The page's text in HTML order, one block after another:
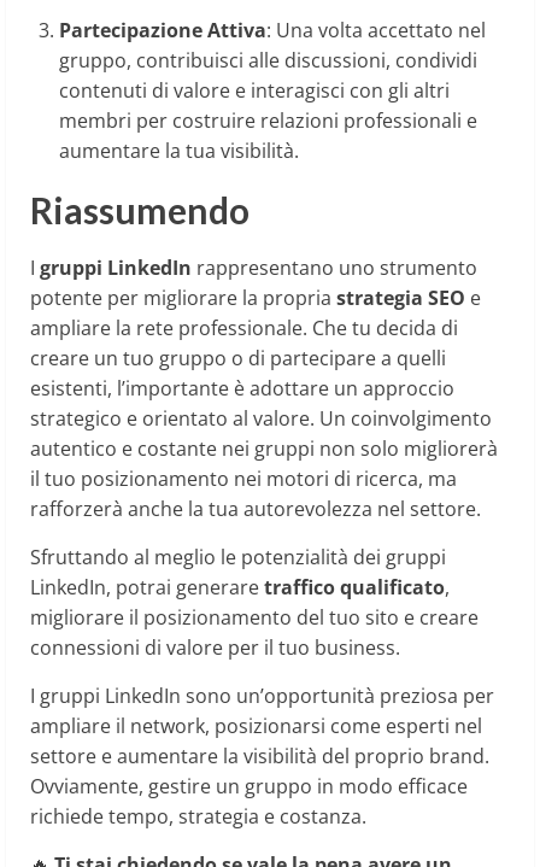
Partecipazione Attiva: Una volta accettato nel
gruppo, contribuisci alle discussioni, condividi
contenuti di valore e interagisci con gli altri
membri per costruire relazioni professionali e
aumentare la tua visibilità.
Riassumendo
I gruppi LinkedIn rappresentano uno strumento
potente per migliorare la propria strategia SEO e
ampliare la rete professionale. Che tu decida di
creare un tuo gruppo o di partecipare a quelli
esistenti, l’importante è adottare un approccio
strategico e orientato al valore. Un coinvolgimento
autentico e costante nei gruppi non solo migliorerà
il tuo posizionamento nei motori di ricerca, ma
rafforzerà anche la tua autorevolezza nel settore.
Sfruttando al meglio le potenzialità dei gruppi
LinkedIn, potrai generaretraffico qualificato,
migliorare il posizionamento del tuo sito e creare
connessioni di valore per il tuo business.
I gruppi LinkedIn sono un’opportunità preziosa per
ampliare il network, posizionarsi come esperti nel
settore e aumentare la visibilità del proprio brand.
Ovviamente, gestire un gruppo in modo efficace
richiede tempo, strategia e costanza.